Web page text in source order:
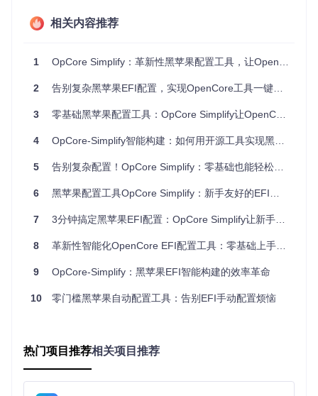
确保用户始终使用经过验证的稳定组件。通过增量更新技术，
用户提供直观的配置入口
技术解析：模块化设计的创新实践
硬件抽象层架构
系统采用分层设计理念，通过硬件抽象层将具体硬件特性与配
硬件数据库而无需修改核心配置逻辑。硬件数据存储采用JSO
核心决策引擎基于规则推理系统，结合硬件数据库中的兼容性
数据，为不同硬件组合生成最优配置方案。引擎会分析硬件特
性与macOS内核需求的匹配度，自动启用必要的补丁和驱
监控和校验机制，确保所有组件的完整性和安全性。系统会根
应用场景：满足多样化配置需求
相关内容推荐
1 OpCore Simplify：革新性黑苹果配置工具，让OpenCore EFI创建智能化与轻松化
2 告别复杂黑苹果EFI配置，实现OpenCore工具一键自动化部署
3 零基础黑苹果配置工具：OpCore Simplify让OpenCore安装像搭积木一样简单
4 OpCore-Simplify智能构建：如何用开源工具实现黑苹果EFI效率提升93%？
5 告别复杂配置！OpCore Simplify：零基础也能轻松生成黑苹果EFI的神器
6 黑苹果配置工具OpCore Simplify：新手友好的EFI自动生成方案与效率提升指南
7 3分钟搞定黑苹果EFI配置：OpCore Simplify让新手也能轻松上手的智能工具
8 革新性智能化OpenCore EFI配置工具：零基础上手黑苹果的终极解决方案
9 OpCore-Simplify：黑苹果EFI智能构建的效率革命
10 零门槛黑苹果自动配置工具：告别EFI手动配置烦恼
热门项目推荐相关项目推荐